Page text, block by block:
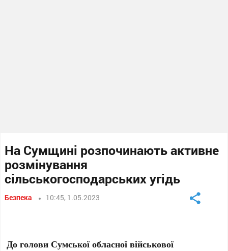
На Сумщині розпочинають активне
розмінування
сільськогосподарських угідь
Безпека 10:45, 1.05.2023
До голови Сумської обласної військової